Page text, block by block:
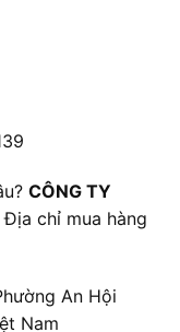
CÔNG TY
Địa chỉ mua hàng
An Hội
Nam